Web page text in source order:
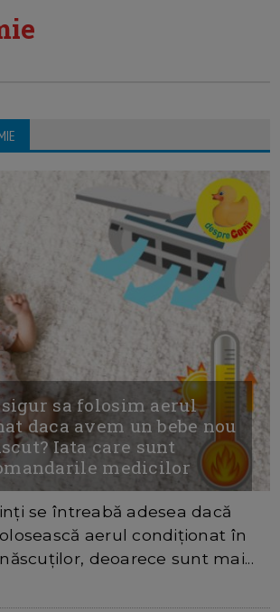
sigur sa folosim aerul
daca avem un bebe nou
Iata care sunt
medicilor
se întreabă adesea dacă
aerul condiționat în
deoarece sunt mai...